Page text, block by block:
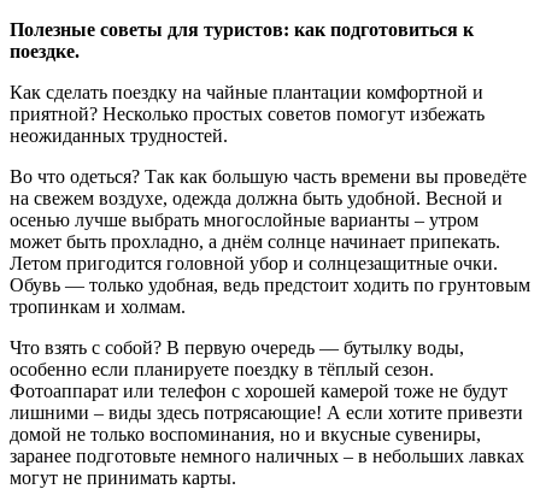
Полезные советы для туристов: как подготовиться к
поездке.
Как сделать поездку на чайные плантации комфортной и
приятной? Несколько простых советов помогут избежать
неожиданных трудностей.
Во что одеться? Так как большую часть времени вы проведёте
на свежем воздухе, одежда должна быть удобной. Весной и
осенью лучше выбрать многослойные варианты – утром
может быть прохладно, а днём солнце начинает припекать.
Летом пригодится головной убор и солнцезащитные очки.
Обувь — только удобная, ведь предстоит ходить по грунтовым
тропинкам и холмам.
Что взять с собой? В первую очередь — бутылку воды,
особенно если планируете поездку в тёплый сезон.
Фотоаппарат или телефон с хорошей камерой тоже не будут
лишними – виды здесь потрясающие! А если хотите привезти
домой не только воспоминания, но и вкусные сувениры,
заранее подготовьте немного наличных – в небольших лавках
могут не принимать карты.